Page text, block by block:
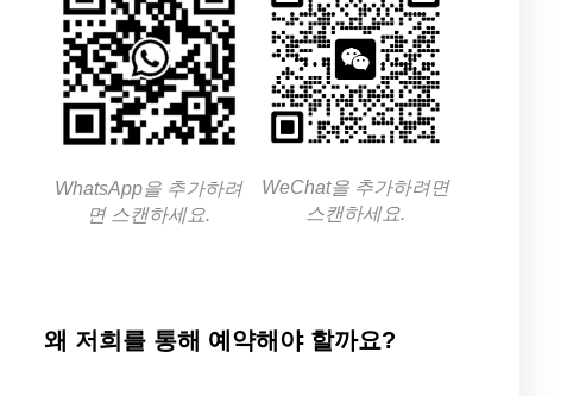
WhatsApp을 추가하려
면 스캔하세요.
WeChat을 추가하려면
스캔하세요.
왜 저희를 통해 예약해야 할까요?